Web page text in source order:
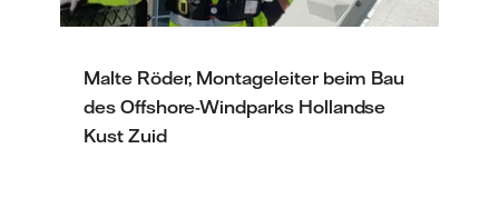
Malte Röder, Montageleiter beim Bau
des Offshore-Windparks Hollandse
Kust Zuid